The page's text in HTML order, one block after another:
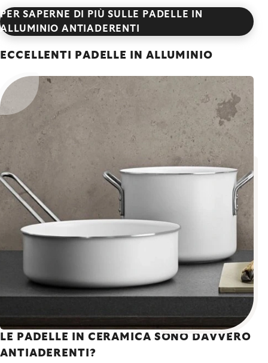
PER SAPERNE DI PIÙ SULLE PADELLE IN
ALLUMINIO ANTIADERENTI
ECCELLENTI PADELLE IN ALLUMINIO
LE PADELLE IN CERAMICA SONO DAVVERO
ANTIADERENTI?